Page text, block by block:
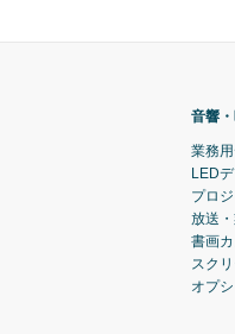
音響
業務
LED
プロ
放送
書画
スク
オプ